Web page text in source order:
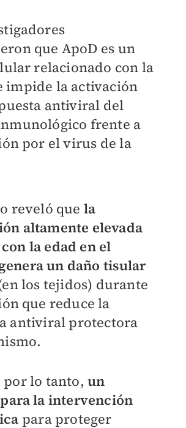
que ApoD es un
relacionado con la
impide la activación
antiviral del
frente a
por el virus de la
reveló que la
altamente elevada
la edad en el
un daño tisular
los tejidos) durante
que reduce la
antiviral protectora
por lo tanto,un
la intervención
para proteger